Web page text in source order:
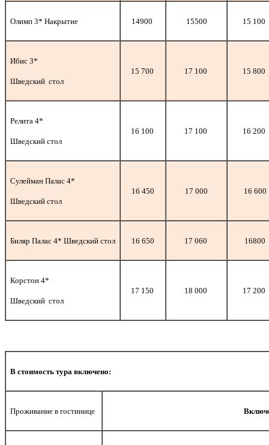
Олимп 3* Накрытие 14900 15500 15 100
Ибис 3*
Шведский стол
15 700 17 100 15 800
Релита 4*
Шведский стол
16 100 17 100 16 200
Сулейман Палас 4*
Шведский стол
16 450 17 000 16 600
Биляр Палас 4* Шведский стол 16 650 17 060 16800
Корстон 4*
Шведский стол
17 150 18 000 17 200
В стоимость тура включено:
Проживание в гостинице